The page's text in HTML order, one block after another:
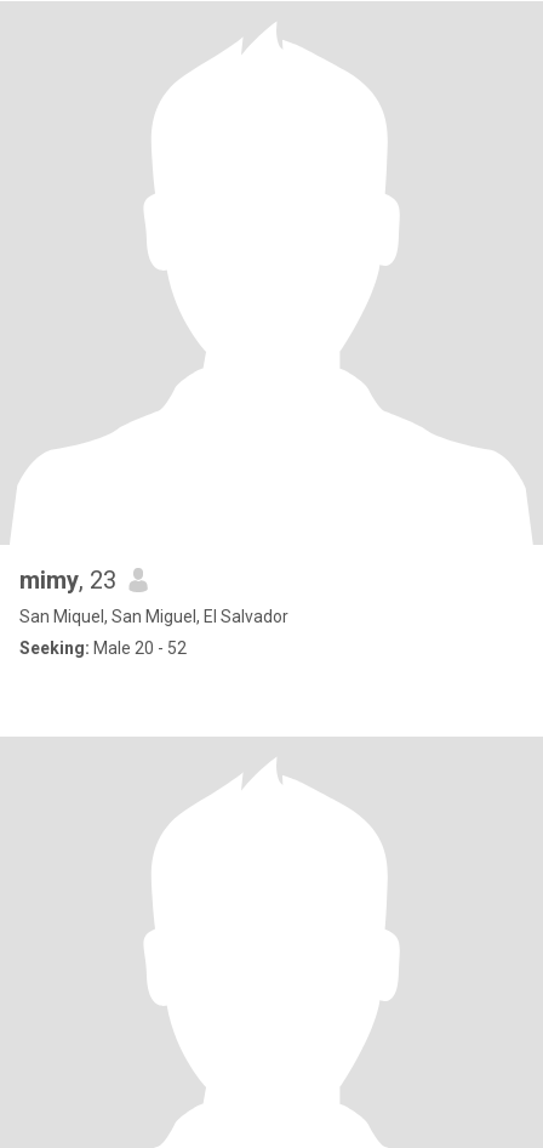
mimy, 23
San Miquel, San Miguel, El Salvador
Seeking: Male 20 - 52